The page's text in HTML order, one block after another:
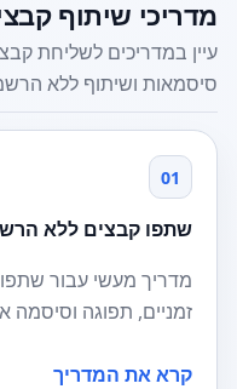
מדריכי שיתוף
עיין במדריכים לשליחת
סיסמאות ושיתוף ללא
01
שתפו קבצים ללא
מדריך מעשי עבור
זמניים, תפוגה וסיסמה
קרא את המדריך